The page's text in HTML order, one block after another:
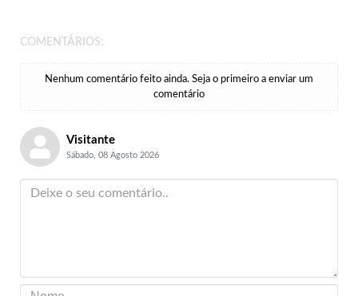
COMENTÁRIOS:
Nenhum comentário feito ainda. Seja o primeiro a enviar um
comentário
Visitante
Sábado, 08 Agosto 2026